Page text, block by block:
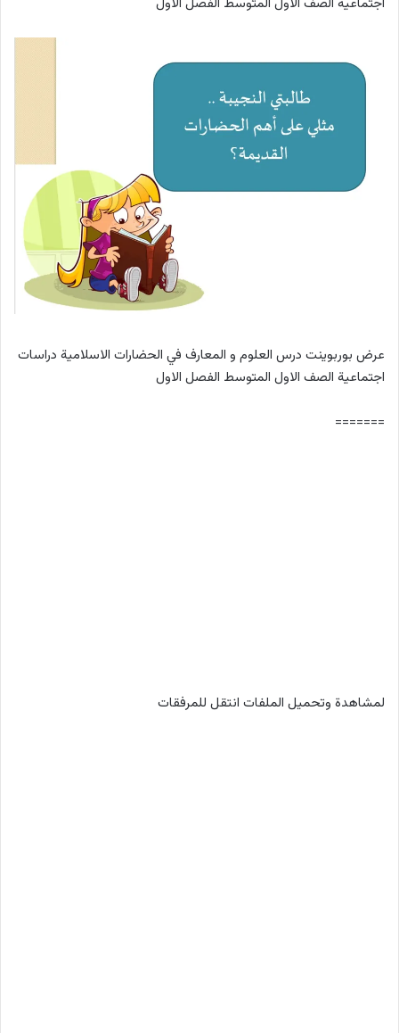
عرض بوربوينت درس العلوم و المعارف في الحضارات الاسلامية دراسات
اجتماعية الصف الاول المتوسط الفصل الاول
=======
لمشاهدة وتحميل الملفات انتقل للمرفقات